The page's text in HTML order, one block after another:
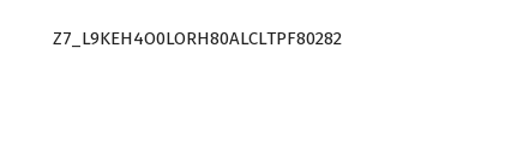
Z7_L9KEH4O0LORH80ALCLTPF80282